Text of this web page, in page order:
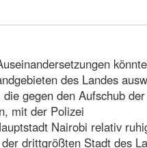
des Landes
gegen den Aufschub der
mit der Polizei
Nairobi relativ
drittgrößten Stadt des